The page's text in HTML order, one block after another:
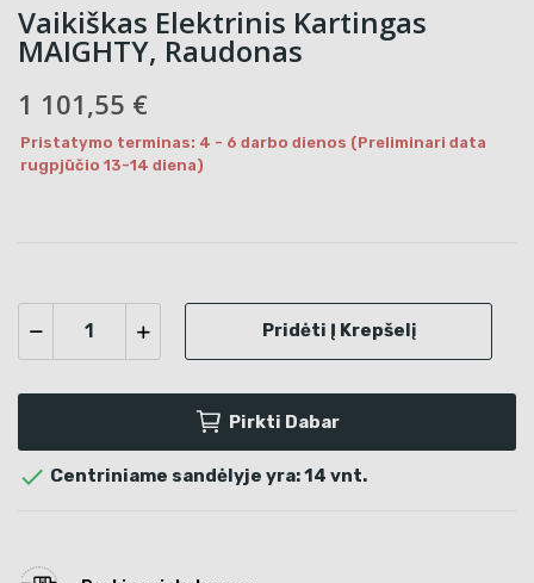
Vaikiškas Elektrinis Kartingas
MAIGHTY, Raudonas
1 101,55 €
Pristatymo terminas: 4 - 6 darbo dienos (Preliminari data
rugpjūčio 13-14 diena)
Pridėti Į Krepšelį
Pirkti Dabar
 Centriniame sandėlyje yra: 14 vnt.